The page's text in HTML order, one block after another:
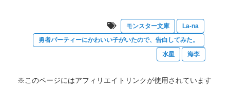
モンスター文庫
La-na
勇者パーティーにかわいい子がいたので、告白してみた。
水星
海李
※このページにはアフィリエイトリンクが使用されています